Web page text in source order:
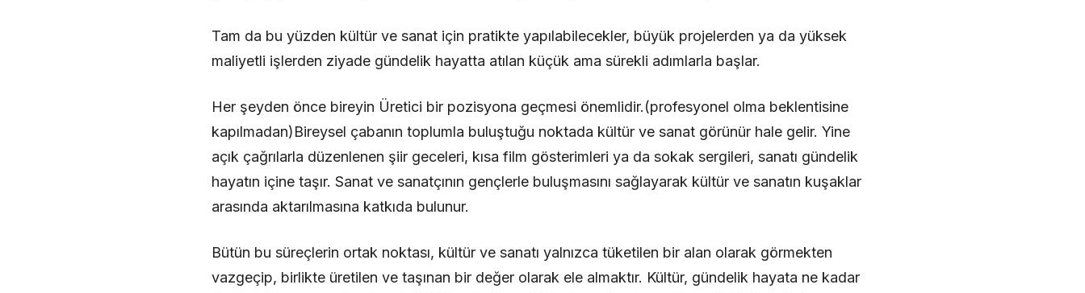
Tam da bu yüzden kültür ve sanat için pratikte yapılabilecekler, büyük projelerden ya da yüksek
maliyetli işlerden ziyade gündelik hayatta atılan küçük ama sürekli adımlarla başlar.
Her şeyden önce bireyin Üretici bir pozisyona geçmesi önemlidir.(profesyonel olma beklentisine
kapılmadan)Bireysel çabanın toplumla buluştuğu noktada kültür ve sanat görünür hale gelir. Yine
açık çağrılarla düzenlenen şiir geceleri, kısa film gösterimleri ya da sokak sergileri, sanatı gündelik
hayatın içine taşır. Sanat ve sanatçının gençlerle buluşmasını sağlayarak kültür ve sanatın kuşaklar
arasında aktarılmasına katkıda bulunur.
Bütün bu süreçlerin ortak noktası, kültür ve sanatı yalnızca tüketilen bir alan olarak görmekten
vazgeçip, birlikte üretilen ve taşınan bir değer olarak ele almaktır. Kültür, gündelik hayata ne kadar